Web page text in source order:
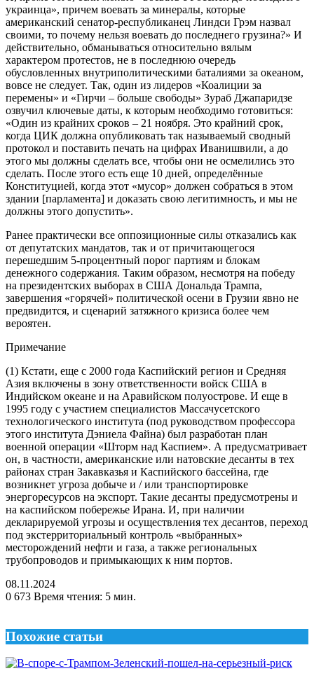
украинца», причем воевать за минералы, которые
американский сенатор-республиканец Линдси Грэм назвал
своими, то почему нельзя воевать до последнего грузина?» И
действительно, обманываться относительно вялым
характером протестов, не в последнюю очередь
обусловленных внутриполитическими баталиями за океаном,
вовсе не следует. Так, один из лидеров «Коалиции за
перемены» и «Гирчи – больше свободы» Зураб Джапаридзе
озвучил ключевые даты, к которым необходимо готовиться:
«Один из крайних сроков – 21 ноября. Это крайний срок,
когда ЦИК должна опубликовать так называемый сводный
протокол и поставить печать на цифрах Иванишвили, а до
этого мы должны сделать все, чтобы они не осмелились это
сделать. После этого есть еще 10 дней, определённые
Конституцией, когда этот «мусор» должен собраться в этом
здании [парламента] и доказать свою легитимность, и мы не
должны этого допустить».
Ранее практически все оппозиционные силы отказались как
от депутатских мандатов, так и от причитающегося
перешедшим 5-процентный порог партиям и блокам
денежного содержания. Таким образом, несмотря на победу
на президентских выборах в США Дональда Трампа,
завершения «горячей» политической осени в Грузии явно не
предвидится, и сценарий затяжного кризиса более чем
вероятен.
Примечание
(1) Кстати, еще с 2000 года Каспийский регион и Средняя
Азия включены в зону ответственности войск США в
Индийском океане и на Аравийском полуострове. И еще в
1995 году с участием специалистов Массачусетского
технологического института (под руководством профессора
этого института Дэниела Файна) был разработан план
военной операции «Шторм над Каспием». А предусматривает
он, в частности, американские или натовские десанты в тех
районах стран Закавказья и Каспийского бассейна, где
возникнет угроза добыче и / или транспортировке
энергоресурсов на экспорт. Такие десанты предусмотрены и
на каспийском побережье Ирана. И, при наличии
декларируемой угрозы и осуществления тех десантов, переход
под экстерриториальный контроль «выбранных»
месторождений нефти и газа, а также региональных
трубопроводов и примыкающих к ним портов.
08.11.2024
0 673 Время чтения: 5 мин.
Похожие статьи